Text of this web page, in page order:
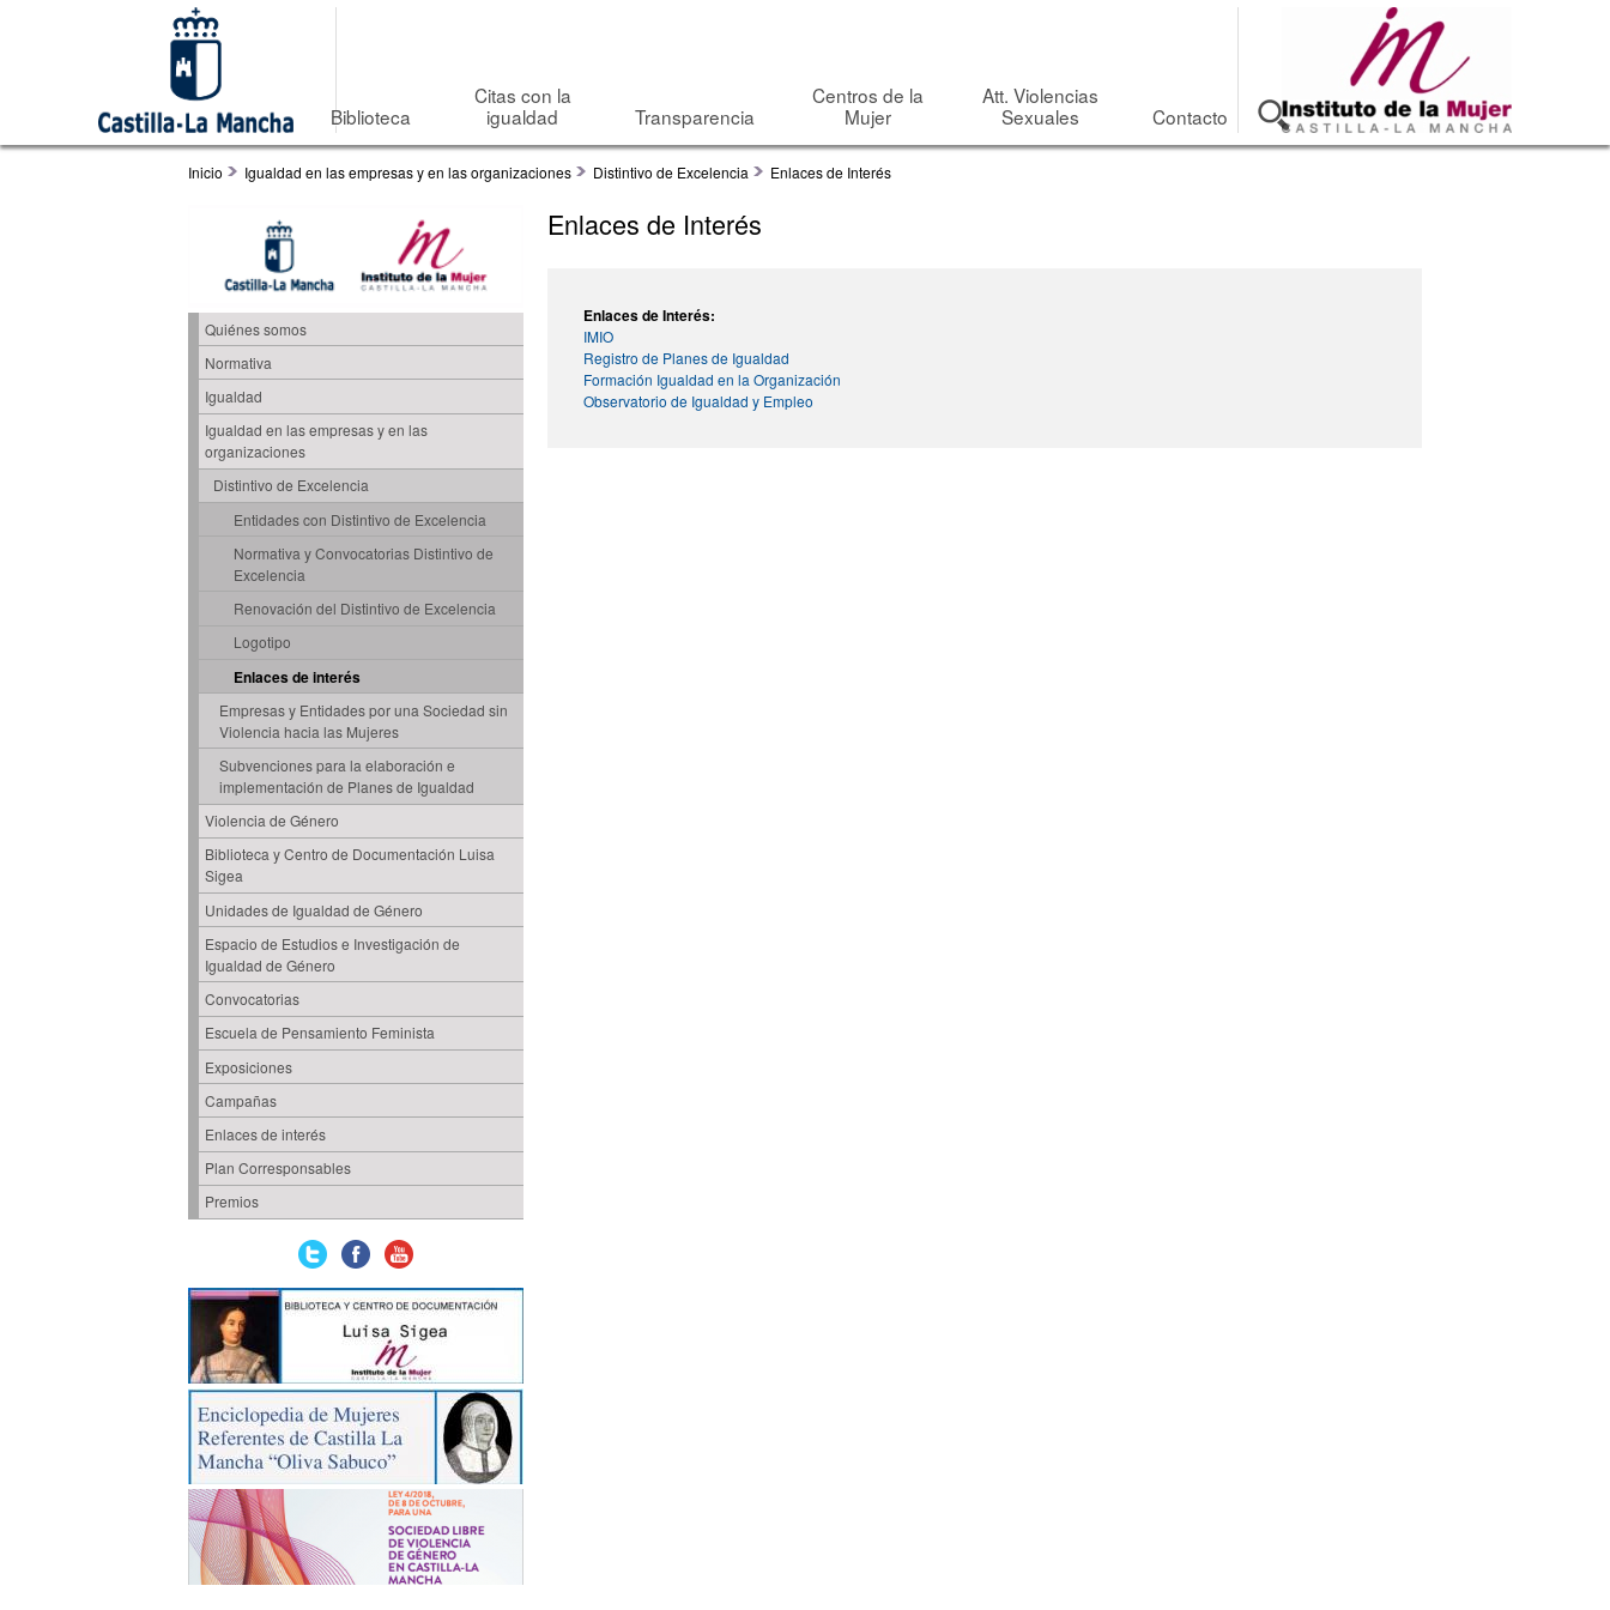
Biblioteca
Citas con la
igualdad
Transparencia
Centros de la
Mujer
Att. Violencias
Sexuales
Contacto
<NONE>
Inicio Igualdad en las empresas y en las organizaciones Distintivo de Excelencia Enlaces de Interés
Quiénes somos
Normativa
Igualdad
Igualdad en las empresas y en las
organizaciones
Distintivo de Excelencia
Entidades con Distintivo de Excelencia
Normativa y Convocatorias Distintivo de
Excelencia
Renovación del Distintivo de Excelencia
Logotipo
Enlaces de interés
Empresas y Entidades por una Sociedad sin
Violencia hacia las Mujeres
Subvenciones para la elaboración e
implementación de Planes de Igualdad
Violencia de Género
Biblioteca y Centro de Documentación Luisa
Sigea
Unidades de Igualdad de Género
Espacio de Estudios e Investigación de
Igualdad de Género
Convocatorias
Escuela de Pensamiento Feminista
Exposiciones
Campañas
Enlaces de interés
Plan Corresponsables
Premios
Enlaces de Interés
Enlaces de Interés:
IMIO
Registro de Planes de Igualdad
Formación Igualdad en la Organización
Observatorio de Igualdad y Empleo